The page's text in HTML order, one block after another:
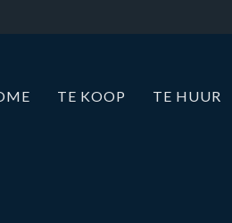
TE KOOP TE HUUR